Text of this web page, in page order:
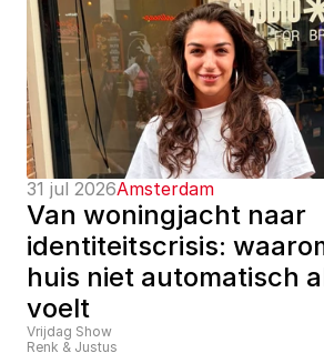
31 jul 2026Amsterdam
Van woningjacht naar
identiteitscrisis:
huis niet automatisch
voelt
Vrijdag Show
Renk & Justus